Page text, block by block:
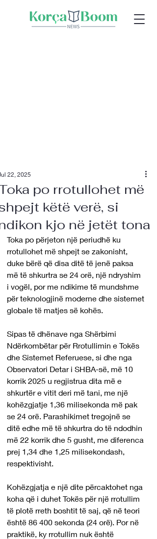
po rrotullohet më
këtë verë, si
kjo në jetët tona
22, 2025
Toka po përjeton një periudhë ku
rrotullohet më shpejt se zakonisht,
duke bërë që disa ditë të jenë paksa
më të shkurtra se 24 orë, një ndryshim
i vogël, por me ndikime të mundshme
për teknologjinë moderne dhe sistemet
globale të matjes së kohës.
Sipas të dhënave nga Shërbimi
Ndërkombëtar për Rrotullimin e Tokës
dhe Sistemet Referuese, si dhe nga
Observatori Detar i SHBA-së, më 10
korrik 2025 u regjistrua dita më e
shkurtër e vitit deri më tani, me një
kohëzgjatje 1,36 milisekonda më pak
se 24 orë. Parashikimet tregojnë se
ditë edhe më të shkurtra do të ndodhin
më 22 korrik dhe 5 gusht, me diferenca
prej 1,34 dhe 1,25 milisekondash,
respektivisht.
Kohëzgjatja e një dite përcaktohet nga
koha që i duhet Tokës për një rrotullim
të plotë rreth boshtit të saj, që në teori
është 86 400 sekonda (24 orë). Por në
praktikë, ky rrotullim nuk është